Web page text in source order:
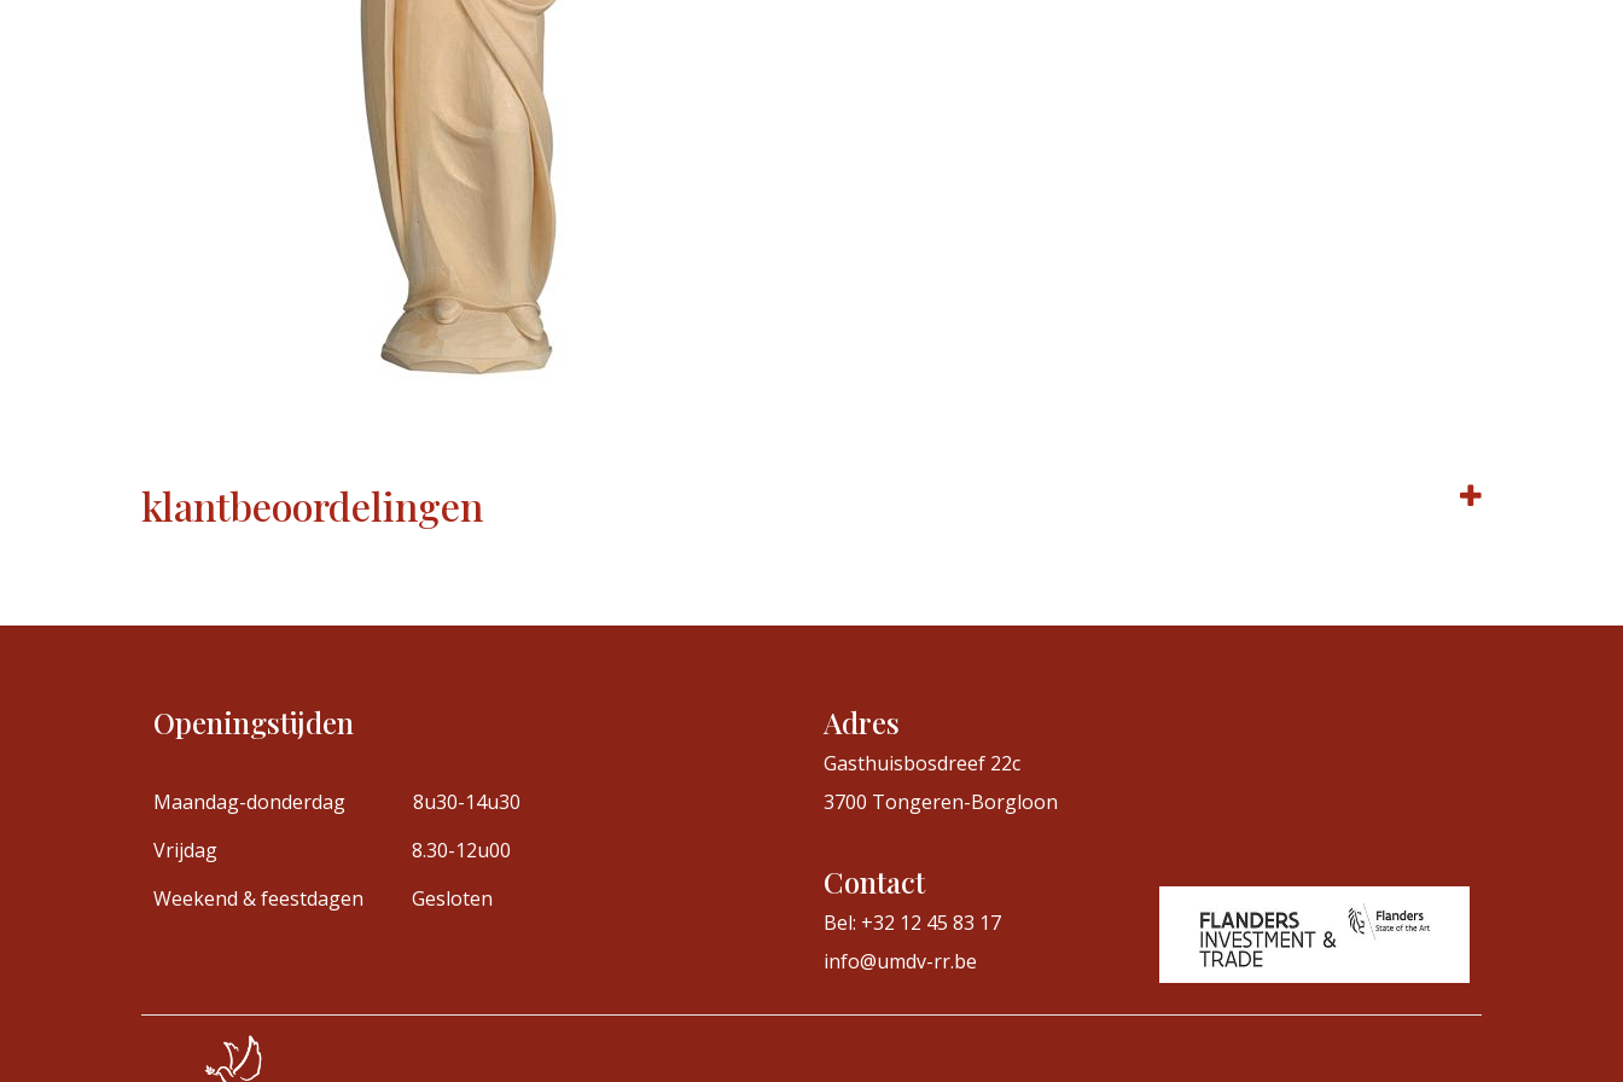
klantbeoordelingen
Openingstijden
Maandag-donderdag
8u30-14u30
Vrijdag
8.30-12u00
Weekend & feestdagen
Gesloten
Adres
Gasthuisbosdreef 22c
3700 Tongeren-Borgloon
Contact
Bel: +32 12 45 83 17
info@umdv-rr.be